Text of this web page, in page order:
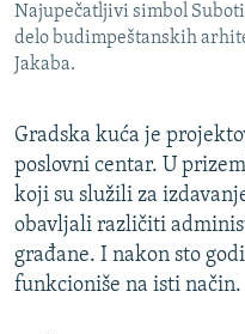
Najupečatljivi simbol
delo budimpeštanskih
Jakaba.
Gradska kuća je
poslovni centar. U
koji su služili za
obavljali različiti
građane. I nakon sto
funkcioniše na isti način.